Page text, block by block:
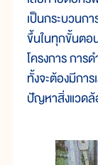
เป็นกระบวนก
ขึ้นในทุกขั้นตอ
โครงการ การ
ทั้งจะต้องมีกา
ปัญหาสิ่งแวดล้